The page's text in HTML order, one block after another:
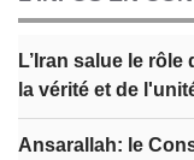
L’Iran salue le
la vérité et de
Ansarallah: le